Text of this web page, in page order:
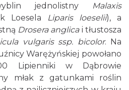
jednolistny
Malaxis
Loesela Liparis loeselii), a
Drosera anglicai tłustosza
vulgaris ssp. bicolor. Na
Warężyńskiej powołano
Lipienniki w Dąbrowie
młak z gatunkami roślin